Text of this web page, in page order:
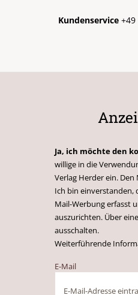
Kundenservice +49
Ja, ich möchte den
willige in die
Verlag Herder ein.
Ich bin einverstanden,
Mail-Werbung erfasst
auszurichten. Über
ausschalten.
Weiterführende
E-Mail